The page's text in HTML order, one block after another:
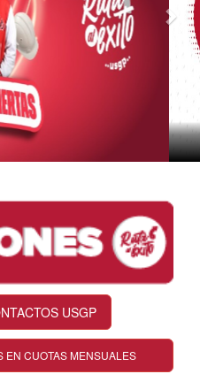
USGP
EN CUOTAS MENSUALES